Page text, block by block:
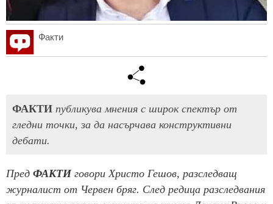
Факти
ФАКТИ публикува мнения с широк спектър от
гледни точки, за да насърчава конструктивни
дебати.
Пред ФАКТИ говори Христо Гешов, разследващ
журналист от Червен бряг. След редица разследвания